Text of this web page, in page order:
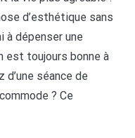
d’esthétique sans
à dépenser une
est toujours bonne à
d’une séance de
? Ce